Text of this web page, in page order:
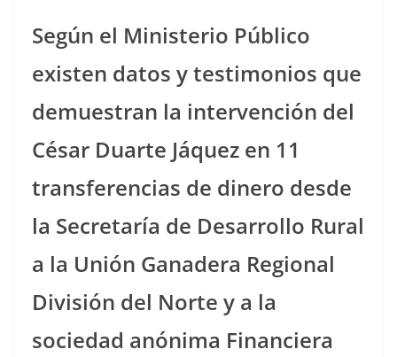
Según el Ministerio Público
existen datos y testimonios que
demuestran la intervención del
César Duarte Jáquez en 11
transferencias de dinero desde
la Secretaría de Desarrollo Rural
a la Unión Ganadera Regional
División del Norte y a la
sociedad anónima Financiera